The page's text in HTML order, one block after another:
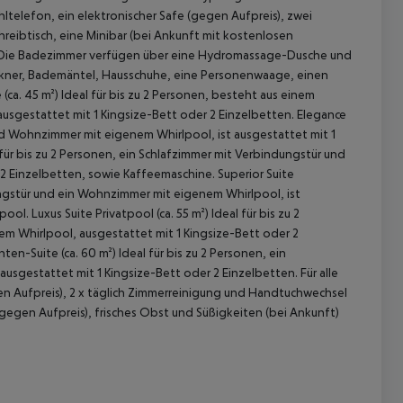
ein elektronischer Safe (gegen Aufpreis), zwei
eine Minibar (bei Ankunft mit kostenlosen
Badezimmer verfügen über eine Hydromassage-Dusche und
Bademäntel, Hausschuhe, eine Personenwaage, einen
45 m²) Ideal für bis zu 2 Personen, besteht aus einem
mit 1 Kingsize-Bett oder 2 Einzelbetten. Elegance
Wohnzimmer mit eigenem Whirlpool, ist ausgestattet mit 1
bis zu 2 Personen, ein Schlafzimmer mit Verbindungstür und
Einzelbetten, sowie Kaffeemaschine. Superior Suite
und ein Wohnzimmer mit eigenem Whirlpool, ist
Luxus Suite Privatpool (ca. 55 m²) Ideal für bis zu 2
Whirlpool, ausgestattet mit 1 Kingsize-Bett oder 2
Suite (ca. 60 m²) Ideal für bis zu 2 Personen, ein
mit 1 Kingsize-Bett oder 2 Einzelbetten. Für alle
Aufpreis), 2 x täglich Zimmerreinigung und Handtuchwechsel
Aufpreis), frisches Obst und Süßigkeiten (bei Ankunft)